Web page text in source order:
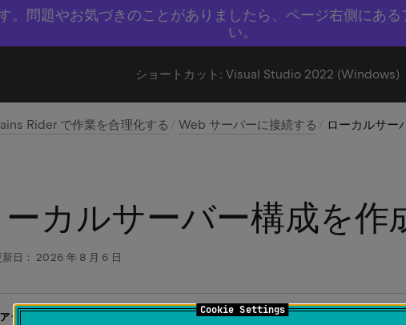
Cookie Settings
。問題やお気づきのことがありましたら、ページ右側にあ
い。
ショートカット: Visual Studio 2022 (Windows)
Rider で作業を合理化する Web サーバーに接続する ローカルサー
ーカルサーバー構成を作
日： 2026 年 8 月 6 日
イル | 設定 | ビルド、実行、デプロイ | デプロイ(Windows および